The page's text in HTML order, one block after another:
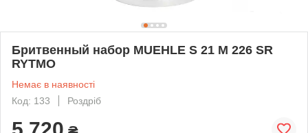
Бритвенный набор MUEHLE S 21 M 226 SR
RYTMO
Немає в наявності
Код: 133
Роздріб